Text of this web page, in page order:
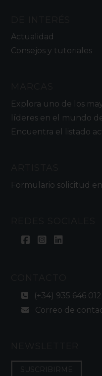
Actualidad
Consejos y tutoriales
Explora uno de los
líderes en el mundo
Encuentra el listado
Formulario solicitud
(+34) 935 646 012
Correo de
SUSCRIBIRME